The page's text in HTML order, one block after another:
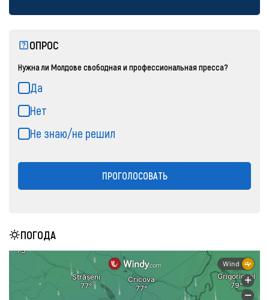
ОПРОС
Нужна ли Молдове свободная и профессиональная пресса?
Да
Нет
Не знаю/не решил
ПРОГОЛОСОВАТЬ
ПОГОДА